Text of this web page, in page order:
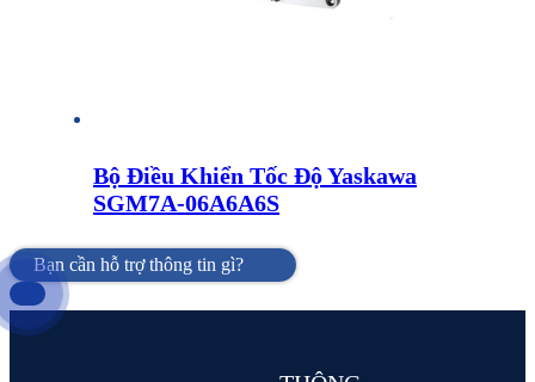
Bộ Điều Khiển Tốc Độ Yaskawa
SGM7A-06A6A6S
Bạn cần hỗ trợ thông tin gì?